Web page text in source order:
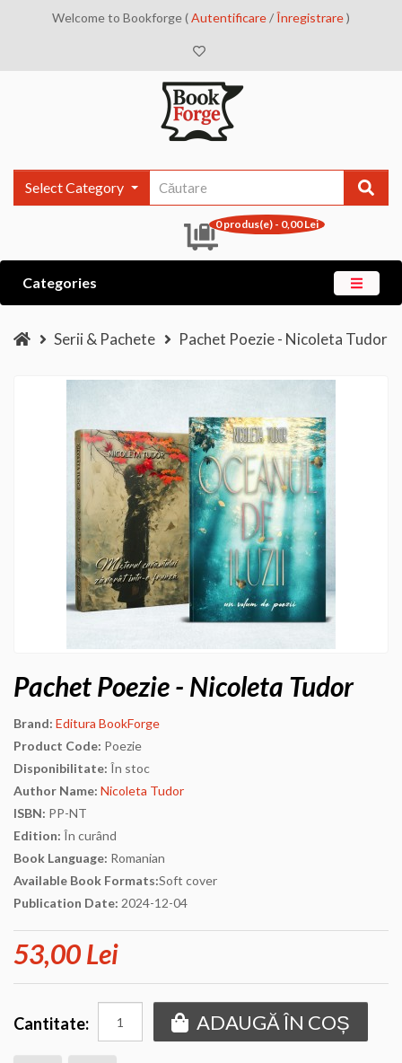
Welcome to Bookforge (Autentificare/Înregistrare)
Select Category
0 produs(e) - 0,00 Lei
Categories
Serii & Pachete Pachet Poezie - Nicoleta Tudor
Pachet Poezie - Nicoleta Tudor
Brand: Editura BookForge
Product Code: Poezie
Disponibilitate: În stoc
Author Name: Nicoleta Tudor
ISBN: PP-NT
Edition: În curând
Book Language: Romanian
Available Book Formats:Soft cover
Publication Date: 2024-12-04
53,00 Lei
Cantitate: ADAUGĂ ÎN COȘ